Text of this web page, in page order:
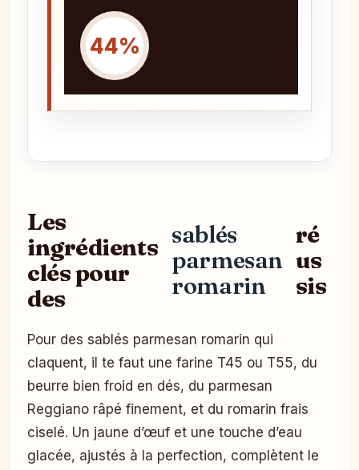
44%
Les
ingrédients
clés pour
des
sablés
parmesan
romarin
ré
us
sis
Pour des sablés parmesan romarin qui
claquent, il te faut une farine T45 ou T55, du
beurre bien froid en dés, du parmesan
Reggiano râpé finement, et du romarin frais
ciselé. Un jaune d’œuf et une touche d’eau
glacée, ajustés à la perfection, complètent le